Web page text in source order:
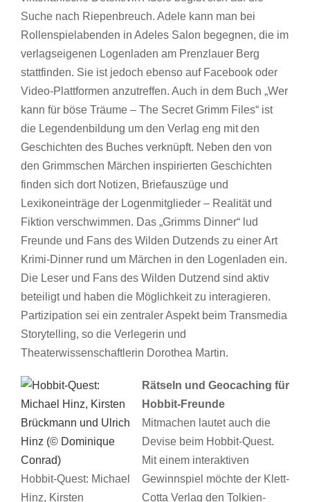
Suche nach Riepenbreuch. Adele kann man bei
Rollenspielabenden in Adeles Salon begegnen, die im
verlagseigenen Logenladen am Prenzlauer Berg
stattfinden. Sie ist jedoch ebenso auf Facebook oder
Video-Plattformen anzutreffen. Auch in dem Buch „Wer
kann für böse Träume – The Secret Grimm Files“ ist
die Legendenbildung um den Verlag eng mit den
Geschichten des Buches verknüpft. Neben den von
den Grimmschen Märchen inspirierten Geschichten
finden sich dort Notizen, Briefauszüge und
Lexikoneinträge der Logenmitglieder – Realität und
Fiktion verschwimmen. Das „Grimms Dinner“ lud
Freunde und Fans des Wilden Dutzends zu einer Art
Krimi-Dinner rund um Märchen in den Logenladen ein.
Die Leser und Fans des Wilden Dutzend sind aktiv
beteiligt und haben die Möglichkeit zu interagieren.
Partizipation sei ein zentraler Aspekt beim Transmedia
Storytelling, so die Verlegerin und
Theaterwissenschaftlerin Dorothea Martin.
Hobbit-Quest: Michael
Hinz, Kirsten
Rätseln und Geocaching für
Hobbit-Freunde
Mitmachen lautet auch die
Devise beim Hobbit-Quest.
Mit einem interaktiven
Gewinnspiel möchte der Klett-
Cotta Verlag den Tolkien-